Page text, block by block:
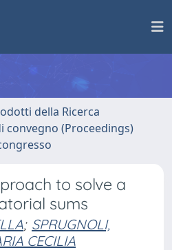
della Ricerca
convegno (Proceedings)
to solve a
sums
; SPRUGNOLI,
CECILIA